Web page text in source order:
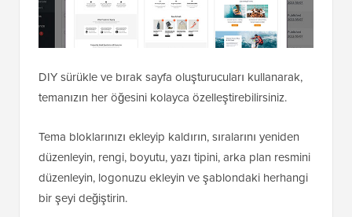
DIY sürükle ve bırak sayfa oluşturucuları kullanarak,
temanızın her öğesini kolayca özelleştirebilirsiniz.
Tema bloklarınızı ekleyip kaldırın, sıralarını yeniden
düzenleyin, rengi, boyutu, yazı tipini, arka plan resmini
düzenleyin, logonuzu ekleyin ve şablondaki herhangi
bir şeyi değiştirin.